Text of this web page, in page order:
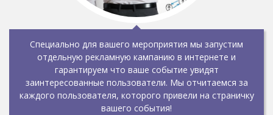
Специально для вашего мероприятия мы запустим
отдельную рекламную кампанию в интернете и
гарантируем что ваше событие увидят
заинтересованные пользователи. Мы отчитаемся за
каждого пользователя, которого привели на страничку
вашего события!